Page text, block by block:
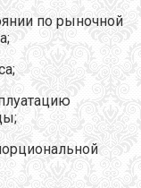
по рыночной